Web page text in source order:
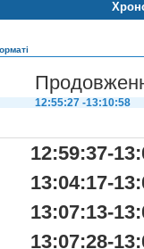
12:55:27 -13:10:58
12:59:37-
13:04:17-
13:07:13-
13:07:28-